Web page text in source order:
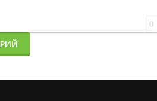
0